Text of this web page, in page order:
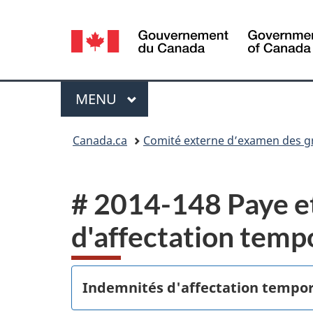
Sélection
de
la
langue
Menu
MENU PRINCIPAL
Canada.ca Comité externe d’examen des
# 2014-148 Paye
d'affectation
Indemnités d'affectation